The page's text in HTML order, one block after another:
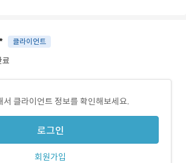
클라이언트
료
서 클라이언트 정보를 확인해보세요.
로그인
회원가입